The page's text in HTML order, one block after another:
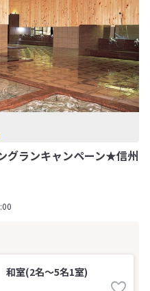
グランキャンペーン★信州
和室(2名～5名1室)